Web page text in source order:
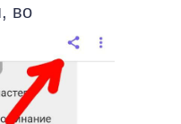
во
выберите
выберите